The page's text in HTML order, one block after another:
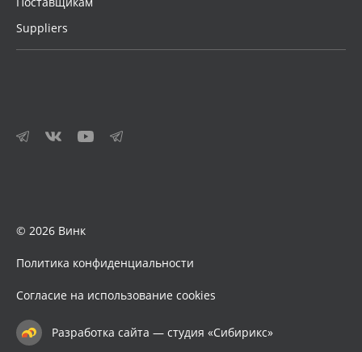
Suppliers
© 2026 Винк
Политика конфиденциальности
Согласие на использование cookies
Разработка сайта — студия «Сибирикс»